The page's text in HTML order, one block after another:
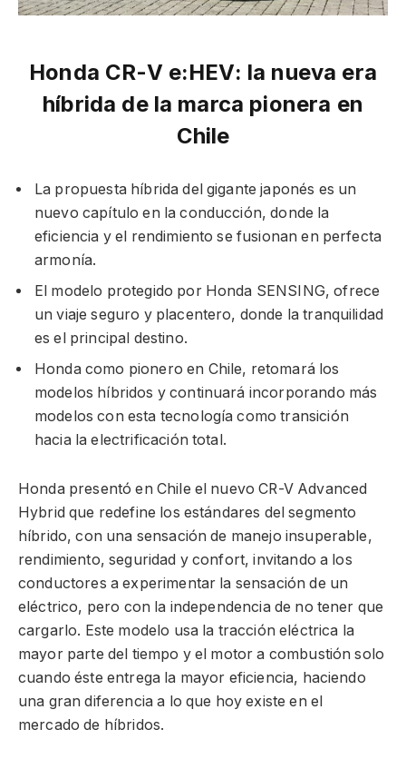
Honda CR-V e:HEV: la nueva era
híbrida de la marca pionera en
Chile
La propuesta híbrida del gigante japonés es un
nuevo capítulo en la conducción, donde la
eficiencia y el rendimiento se fusionan en perfecta
armonía.
El modelo protegido por Honda SENSING, ofrece
un viaje seguro y placentero, donde la tranquilidad
es el principal destino.
Honda como pionero en Chile, retomará los
modelos híbridos y continuará incorporando más
modelos con esta tecnología como transición
hacia la electrificación total.
Honda presentó en Chile el nuevo CR-V Advanced
Hybrid que redefine los estándares del segmento
híbrido, con una sensación de manejo insuperable,
rendimiento, seguridad y confort, invitando a los
conductores a experimentar la sensación de un
eléctrico, pero con la independencia de no tener que
cargarlo. Este modelo usa la tracción eléctrica la
mayor parte del tiempo y el motor a combustión solo
cuando éste entrega la mayor eficiencia, haciendo
una gran diferencia a lo que hoy existe en el
mercado de híbridos.